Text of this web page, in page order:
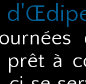
à